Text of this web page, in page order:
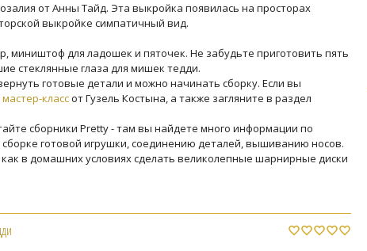
от Анны Тайд. Эта выкройка появилась на просторах
выкройке симпатичный вид.
миништоф для ладошек и пяточек. Не забудьте приготовить пять
стеклянные глаза для мишек тедди.
готовые детали и можно начинать сборку. Если вы
мастер-классот Гузель Костына, а также загляните в раздел
сборники Pretty - там вы найдете много информации по
готовой игрушки, соединению деталей, вышиванию носов.
в домашних условиях сделать великолепные шарнирные диски